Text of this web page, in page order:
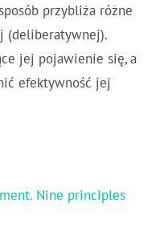
przybliża różne
(deliberatywnej).
jej pojawienie się, a
efektywność jej
Nine principles